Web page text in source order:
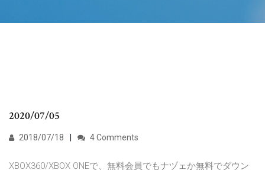
2020/07/05
2018/07/18 4 Comments
XBOX360/XBOX ONEで、無料会員でもナヅェか無料でダウン